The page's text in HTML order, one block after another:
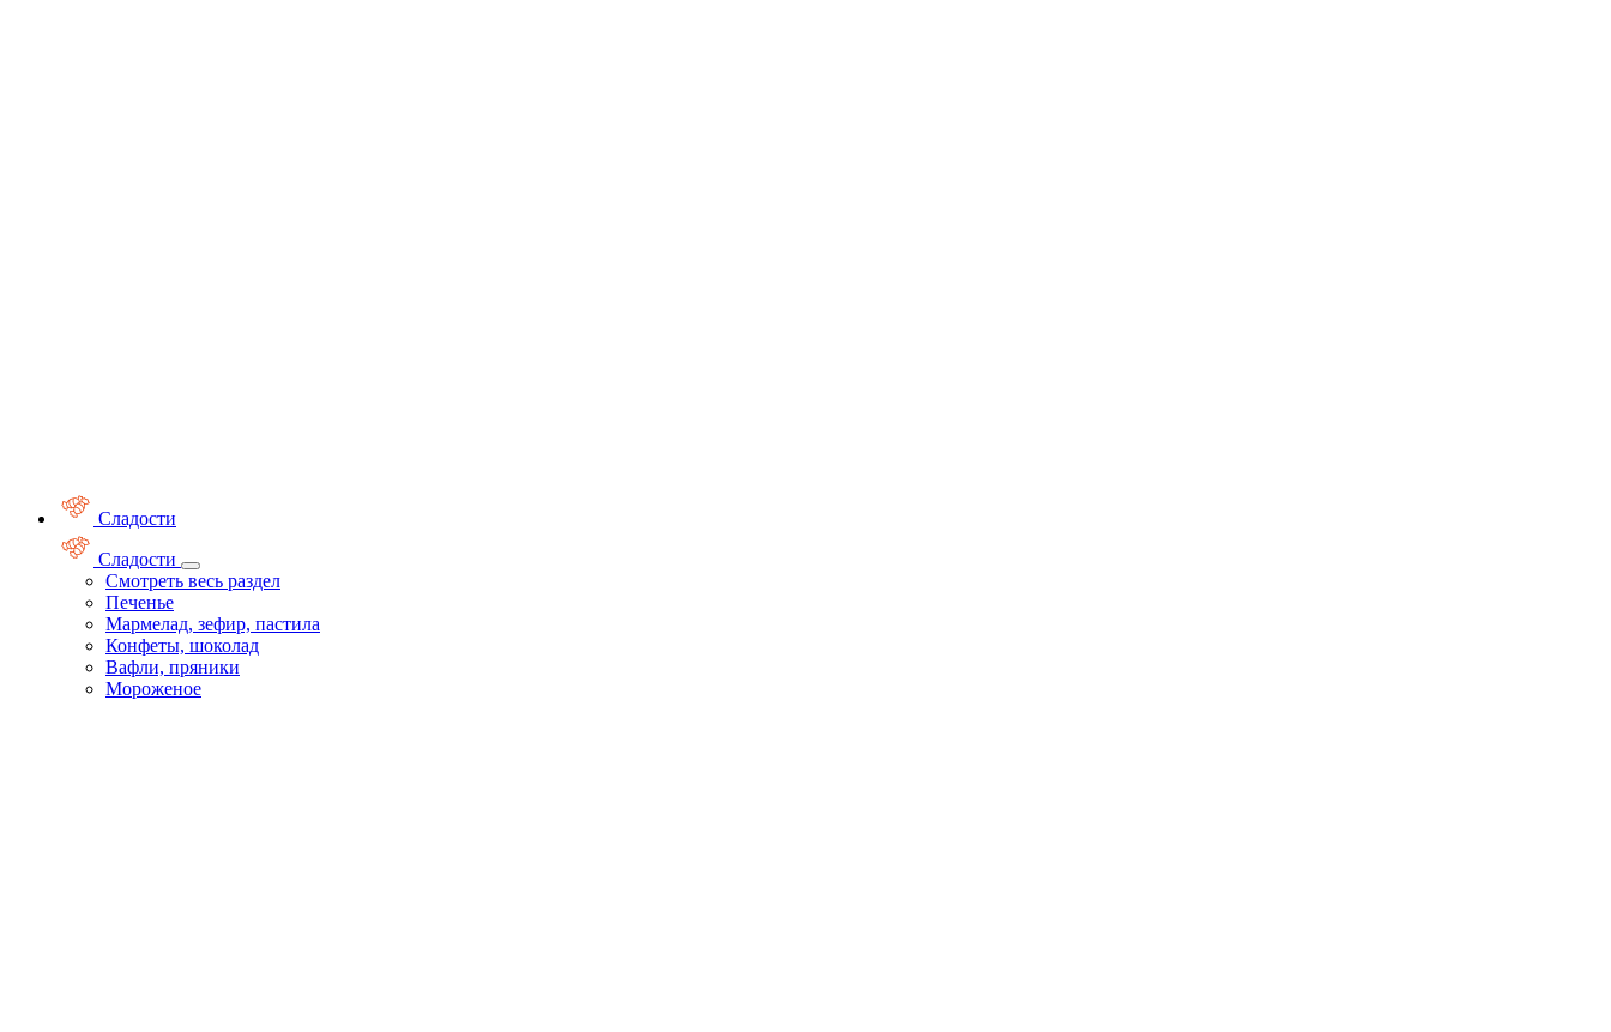
Сладости
Сладости
Смотреть весь раздел
Печенье
Мармелад, зефир, пастила
Конфеты, шоколад
Вафли, пряники
Мороженое